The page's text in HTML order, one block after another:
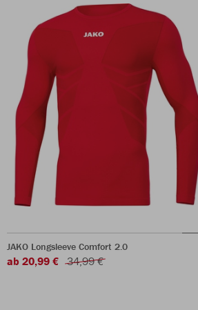
JAKO Longsleeve Comfort 2.0
ab 20,99 € 34,99 €